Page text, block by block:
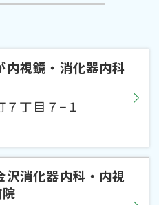
内視鏡・消化器内科
丁目７−１
沢消化器内科・内視